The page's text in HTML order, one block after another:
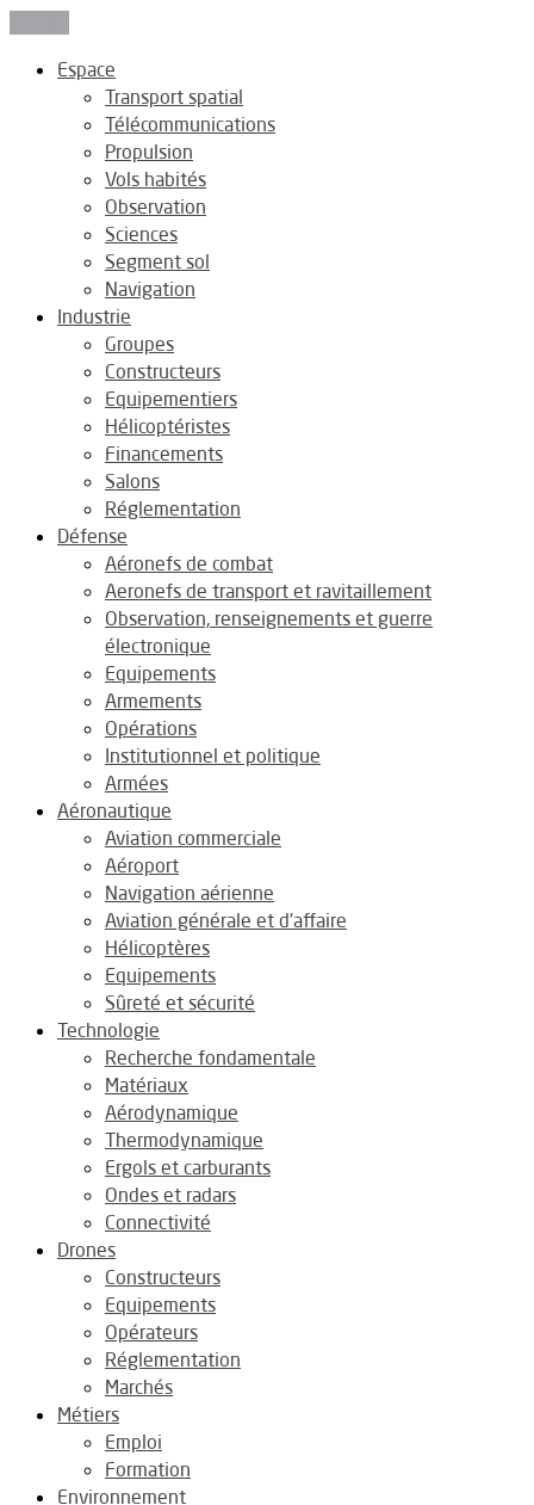
Espace
Transport spatial
Télécommunications
Propulsion
Vols habités
Observation
Sciences
Segment sol
Navigation
Industrie
Groupes
Constructeurs
Equipementiers
Hélicoptéristes
Financements
Salons
Réglementation
Défense
Aéronefs de combat
Aeronefs de transport et ravitaillement
Observation, renseignements et guerre
électronique
Equipements
Armements
Opérations
Institutionnel et politique
Armées
Aéronautique
Aviation commerciale
Aéroport
Navigation aérienne
Aviation générale et d’affaire
Hélicoptères
Equipements
Sûreté et sécurité
Technologie
Recherche fondamentale
Matériaux
Aérodynamique
Thermodynamique
Ergols et carburants
Ondes et radars
Connectivité
Drones
Constructeurs
Equipements
Opérateurs
Réglementation
Marchés
Métiers
Emploi
Formation
Environnement